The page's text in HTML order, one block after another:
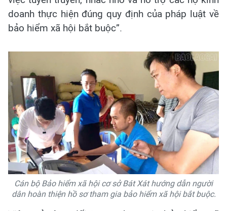
doanh thực hiện đúng quy định của pháp luật về
bảo hiểm xã hội bắt buộc”.
Cán bộ Bảo hiểm xã hội cơ sở Bát Xát hướng dẫn người
dân hoàn thiện hồ sơ tham gia bảo hiểm xã hội bắt buộc.